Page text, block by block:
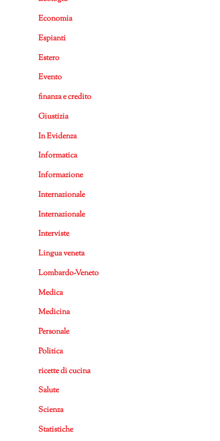
Economia
Espianti
Estero
Evento
finanza e credito
Giustizia
In Evidenza
Informatica
Informazione
Internazionale
Internazionale
Interviste
Lingua veneta
Lombardo-Veneto
Medica
Medicina
Personale
Politica
ricette di cucina
Salute
Scienza
Statistiche